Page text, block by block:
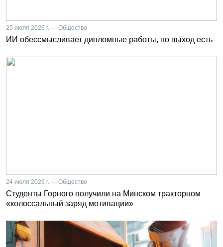
25 июля 2026 г. — Общество
ИИ обессмысливает дипломные работы, но выход есть
24 июля 2026 г. — Общество
Студенты Горного получили на Минском тракторном
«колоссальный заряд мотивации»